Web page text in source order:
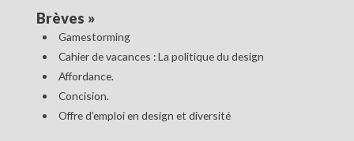
Brèves »
Gamestorming
Cahier de vacances : La politique du design
Affordance.
Concision.
Offre d’emploi en design et diversité